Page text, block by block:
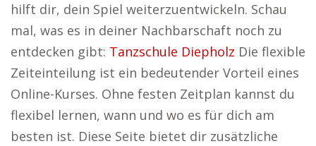
hilft dir, dein Spiel weiterzuentwickeln. Schau
mal, was es in deiner Nachbarschaft noch zu
entdecken gibt: Tanzschule Diepholz Die flexible
Zeiteinteilung ist ein bedeutender Vorteil eines
Online-Kurses. Ohne festen Zeitplan kannst du
flexibel lernen, wann und wo es für dich am
besten ist. Diese Seite bietet dir zusätzliche